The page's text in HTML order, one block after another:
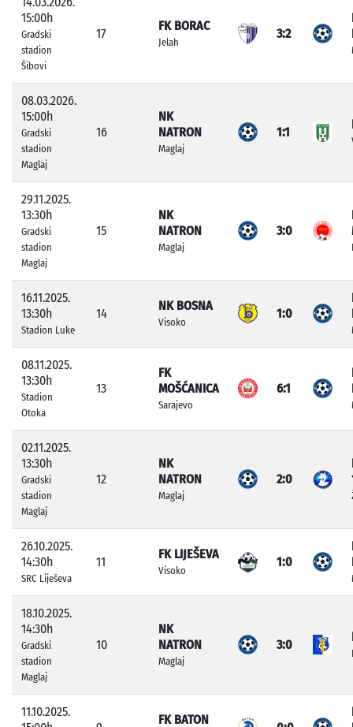
15:00h
Gradski
stadion
Šibovi
17
FK BORAC
Jelah
3:2
08.03.2026.
15:00h
Gradski
stadion
Maglaj
16
NK
NATRON
Maglaj
1:1
29.11.2025.
13:30h
Gradski
stadion
Maglaj
15
NK
NATRON
Maglaj
3:0
16.11.2025.
13:30h
Stadion Luke
14
NK BOSNA
Visoko
1:0
08.11.2025.
13:30h
Stadion
Otoka
13
FK
MOŠĆANICA
Sarajevo
6:1
02.11.2025.
13:30h
Gradski
stadion
Maglaj
12
NK
NATRON
Maglaj
2:0
26.10.2025.
14:30h
SRC Liješeva
11
FK LIJEŠEVA
Visoko
1:0
18.10.2025.
14:30h
Gradski
stadion
Maglaj
10
NK
NATRON
Maglaj
3:0
11.10.2025.
FK BATON